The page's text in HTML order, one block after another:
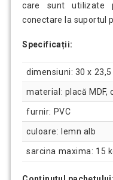
care sunt utilizate
conectare la suportul
Specificații:
dimensiuni: 30 x
material: placă MDF,
furnir: PVC
culoare: lemn alb
sarcina maxima: 15